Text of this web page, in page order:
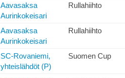
Aavasaksa
Aurinkokeisari
Rullahiihto
Aavasaksa
Aurinkokeisari
Rullahiihto
SC-Rovaniemi,
yhteislähdöt (P)
Suomen Cup